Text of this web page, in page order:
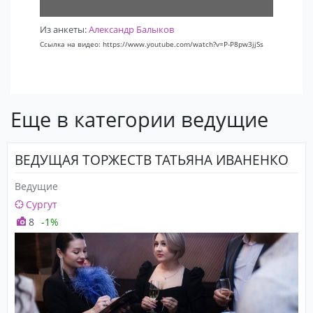
Из анкеты:Александр Балыков
Ссылка на видео: https://www.youtube.com/watch?v=P-P8pw3jjSs
Еще в категории ведущие
ВЕДУЩАЯ ТОРЖЕСТВ ТАТЬЯНА ИВАНЕНКО
Ведущие
Сургут
8 -1%